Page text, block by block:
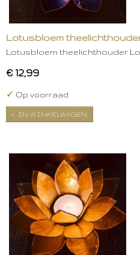
Lotusbloem
Lotusbloem theelichthouder
€ 12,99
✓ Op voorraad
IN WINKELWAGEN